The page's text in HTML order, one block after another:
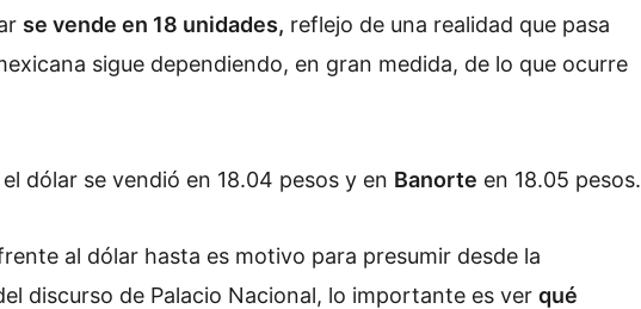
se vende en 18 unidades, reflejo de una realidad que pasa
sigue dependiendo, en gran medida, de lo que ocurre
el dólar se vendió en 18.04 pesos y en Banorte en 18.05 pesos.
al dólar hasta es motivo para presumir desde la
discurso de Palacio Nacional, lo importante es ver qué